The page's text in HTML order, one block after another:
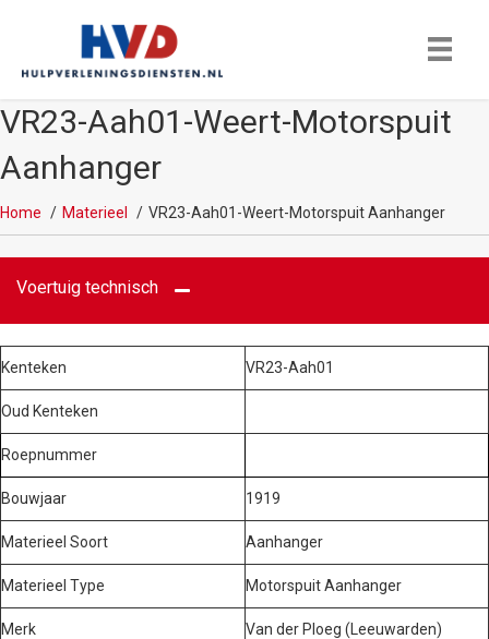
VR23-Aah01-Weert-Motorspuit
Aanhanger
Home Materieel VR23-Aah01-Weert-Motorspuit Aanhanger
Voertuig technisch
Kenteken VR23-Aah01
Oud Kenteken
Roepnummer
Bouwjaar 1919
Materieel Soort Aanhanger
Materieel Type Motorspuit Aanhanger
Merk Van der Ploeg (Leeuwarden)